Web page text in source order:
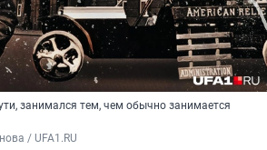
занимался тем, чем обычно занимается
/ UFA1.RU